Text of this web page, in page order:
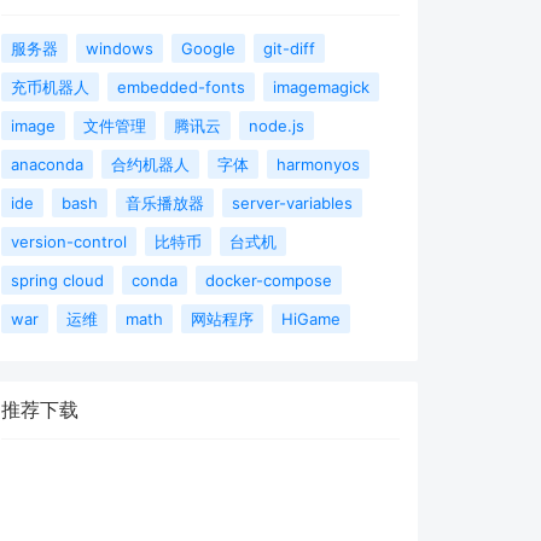
服务器 windows Google
git-diff
充币机器人
embedded-fonts
imagemagick
image
文件管理 腾讯云
node.js
anaconda
合约机器人 字体
harmonyos
ide
bash 音乐播放器
server-variables
version-control
比特币
台式机
spring cloud
conda
docker-compose
war
运维 math 网站程序 HiGame
推荐下载